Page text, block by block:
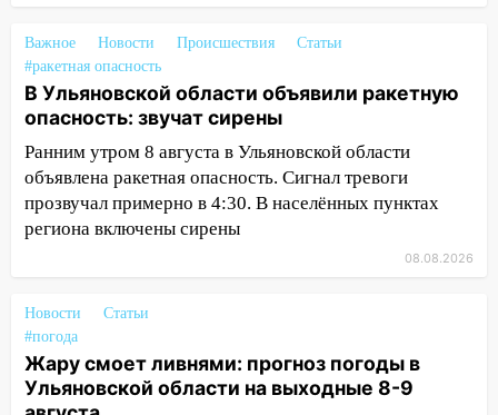
клуба «Рекорд-Fitness»
15:34 После вмешательства
прокуратуры в селах Ульяновской
области привели в порядок детские
площадки
15:27 Прокуратура проверяет
капремонт школы в селе Кивать
В Кузоватово после прокурорской
пешеходных переходах
14:40
запретили остановку автомобилей на
50-метровом участке
Важное Новости Происшествия
Статьи
#ракетная опасность
В Ульяновской области объявили ракетную
опасность: звучат сирены
Ранним утром 8 августа в Ульяновской области
объявлена ракетная опасность. Сигнал тревоги
прозвучал примерно в 4:30. В населённых пунктах
региона включены сирены
08.08.2026
Новости
Статьи
#погода
Жару смоет ливнями: прогноз погоды в
Ульяновской области на выходные 8-9